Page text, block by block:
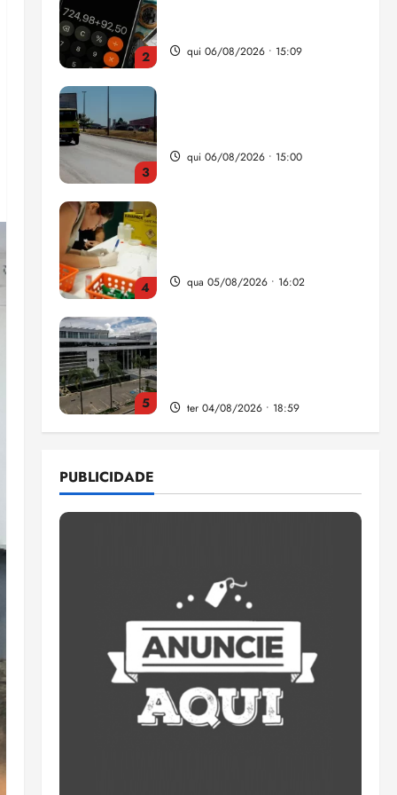
2 qui 06/08/2026 • 15:09
3
qui 06/08/2026 • 15:00
4 qua 05/08/2026 • 16:02
5 ter 04/08/2026 • 18:59
participação
qui 06/08/2026 • 15:18
2
da renda é comprometida
com dívidas
qui 06/08/2026 • 15:09
Entenda o que muda com a
nova Lei do Frete
qui 06/08/2026 • 15:00
PUBLICIDADE